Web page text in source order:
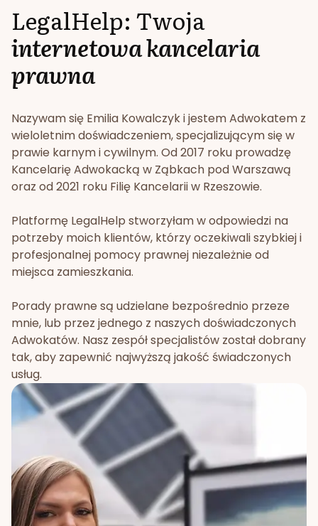
LegalHelp: Twoja
internetowa kancelaria
prawna
Nazywam się Emilia Kowalczyk i jestem Adwokatem z
wieloletnim doświadczeniem, specjalizującym się w
prawie karnym i cywilnym. Od 2017 roku prowadzę
Kancelarię Adwokacką w Ząbkach pod Warszawą
oraz od 2021 roku Filię Kancelarii w Rzeszowie.
Platformę LegalHelp stworzyłam w odpowiedzi na
potrzeby moich klientów, którzy oczekiwali szybkiej i
profesjonalnej pomocy prawnej niezależnie od
miejsca zamieszkania.
Porady prawne są udzielane bezpośrednio przeze
mnie, lub przez jednego z naszych doświadczonych
Adwokatów. Nasz zespół specjalistów został dobrany
tak, aby zapewnić najwyższą jakość świadczonych
usług.